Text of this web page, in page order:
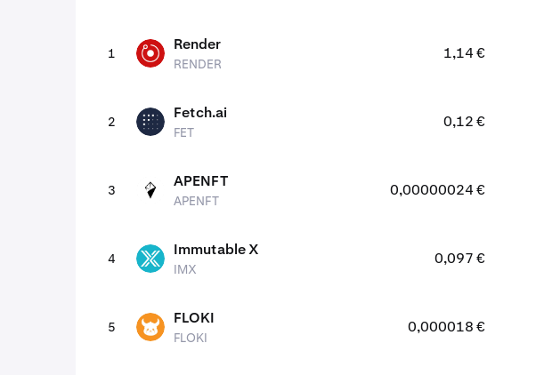
1 RENDER Render
RENDER
1,14 €
2 FET Fetch.ai
FET
0,12 €
3 APENFT APENFT
APENFT
0,00000024 €
4 IMX Immutable X
IMX
0,097 €
5 FLOKI FLOKI
FLOKI
0,000018 €